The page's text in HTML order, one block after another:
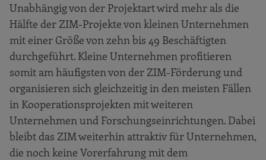
Unabhängig von der Projektart wird mehr als die
Hälfte der ZIM-Projekte von kleinen Unternehmen
mit einer Größe von zehn bis 49 Beschäftigten
durchgeführt. Kleine Unternehmen profitieren
somit am häufigsten von der ZIM-Förderung und
organisieren sich gleichzeitig in den meisten Fällen
in Kooperationsprojekten mit weiteren
Unternehmen und Forschungseinrichtungen. Dabei
bleibt das ZIM weiterhin attraktiv für Unternehmen,
die noch keine Vorerfahrung mit dem